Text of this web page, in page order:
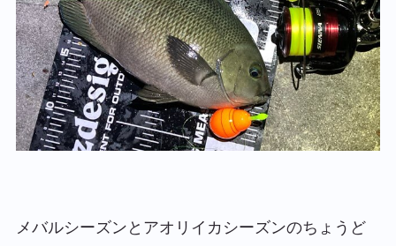
メバルシーズンとアオリイカシーズンのちょうど